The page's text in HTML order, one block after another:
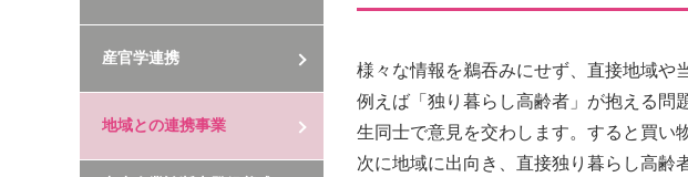
様々な情報を鵜吞みにせず、直接地域や
例えば「独り暮らし高齢者」が抱える問
生同士で意見を交わします。すると買い
次に地域に出向き、直接独り暮らし高齢
産官学連携
地域との連携事業